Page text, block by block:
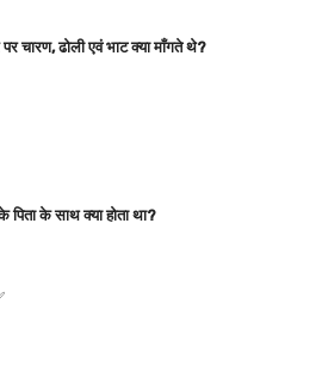
चारण, ढोली एवं भाट क्या माँगते थे?
के साथ क्या होता था?